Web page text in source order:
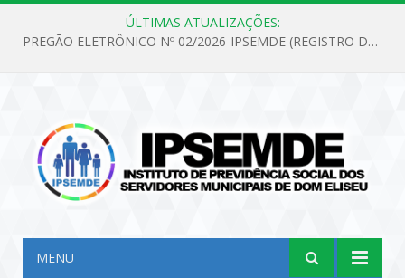
ÚLTIMAS ATUALIZAÇÕES:
PREGÃO ELETRÔNICO Nº 02/2026-IPSEMDE (REGISTRO DE PREÇOS PARA FUTURA E EVENTUAL AQUISIÇÃO DE MATERIAL DE LIMPEZA E GÊNEROS ALIMENTÍCIOS PARA ATENDER AS NECESSIDADES DO INSTITUTO DE PREVIDÊNCIA SOCIAL DOS SERVIDORES MUNICIPAIS DE DOM ELISEU.)
MENU